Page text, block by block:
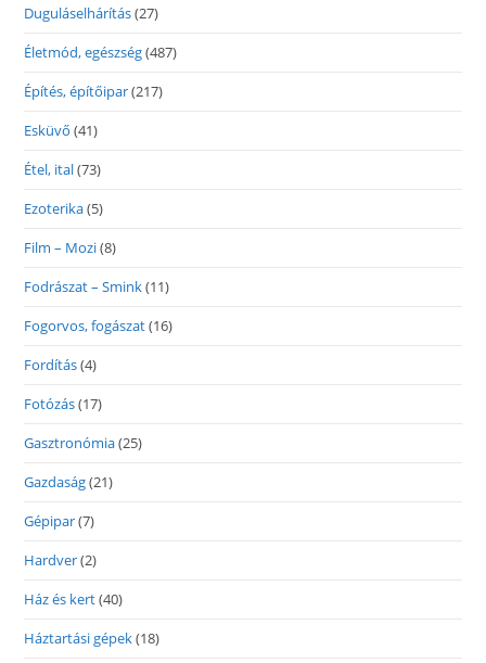
Duguláselhárítás(27)
Életmód, egészség(487)
Építés, építőipar(217)
Esküvő (41)
Étel, ital(73)
Ezoterika(5)
Film – Mozi(8)
Fodrászat – Smink(11)
Fogorvos, fogászat(16)
Fordítás(4)
Fotózás(17)
Gasztronómia(25)
Gazdaság(21)
Gépipar(7)
Hardver(2)
Ház és kert(40)
Háztartási gépek(18)